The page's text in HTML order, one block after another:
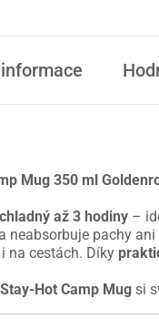
Mug 350 ml
chladný až 3 hodiny –
neabsorbuje pachy ani
na cestách. Díky
Hot Camp Mug si